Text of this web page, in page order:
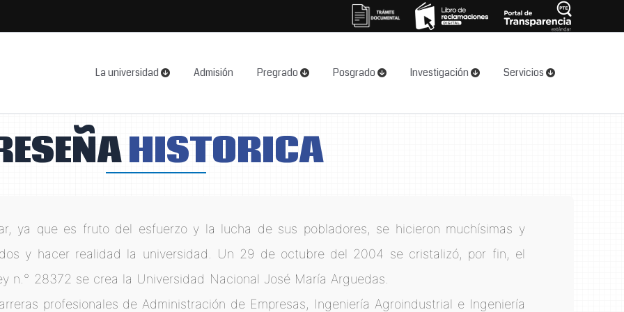
La universidad Admisión Pregrado Posgrado Investigación Servicios
HISTORICA
ya que es fruto del esfuerzo y la lucha de sus pobladores, se hicieron muchísimas y
y hacer realidad la universidad. Un 29 de octubre del 2004 se cristalizó, por fin, el
n.° 28372 se crea la Universidad Nacional José María Arguedas.
profesionales de Administración de Empresas, Ingeniería Agroindustrial e Ingeniería